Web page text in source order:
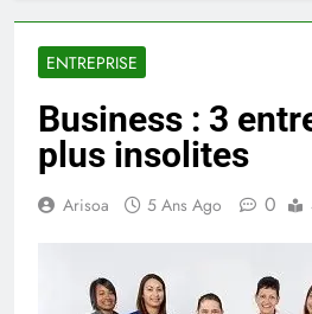
ENTREPRISE
Business : 3
plus insolites
Arisoa 5 Ans Ago 0